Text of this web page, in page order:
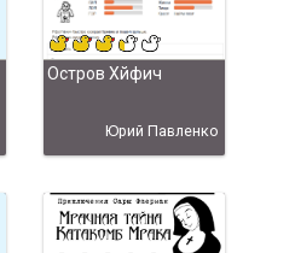
Остров Хйфич
Юрий Павленко